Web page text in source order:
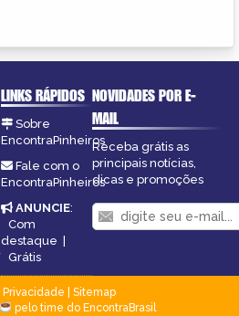
LINKS RÁPIDOS
Sobre
EncontraPinheiros
Fale com o
EncontraPinheiros
ANUNCIE:
Com
destaque |
Grátis
NOVIDADES POR E-
MAIL
Receba grátis as
principais notícias,
dicas e promoções
Privacidade
Sitemap
pelo time do EncontraBrasil